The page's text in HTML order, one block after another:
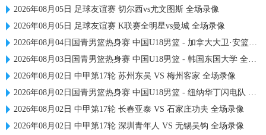
2026年08月05日 足球友谊赛 切尔西vs尤文图斯 全场录像
2026年08月05日 足球友谊赛 K联赛全明星vs曼城 全场录像
2026年08月04日国青男篮热身赛 中国U18男篮 - 加拿大大卫·安篮球学院 全场录像
2026年08月03日国青男篮热身赛 中国U18男篮 - 韩国东国大学 全场录像
2026年08月02日 中甲第17轮 苏州东吴 VS 梅州客家 全场录像
2026年08月02日国青男篮热身赛 中国U18男篮 - 纽纳华丁闪电队 全场录像
2026年08月02日 中甲第17轮 长春亚泰 VS 石家庄功夫 全场录像
2026年08月02日 中甲第17轮 深圳青年人 VS 无锡吴钩 全场录像